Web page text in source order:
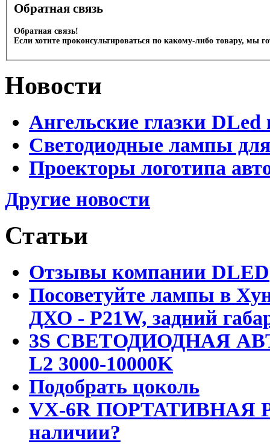
Обратная связь
Обратная связь!
Если хотите проконсультироваться по какому-либо товару, мы
Новости
Ангельские глазки DLed
Светодиодные лампы
Проекторы логотипа
Другие новости
Статьи
Отзывы компании DLED
Посоветуйте лампы в
ДХО - P21W, задний
3S СВЕТОДИОДНАЯ
L2 3000-10000K
Подобрать цоколь
VX-6R ПОРТАТИВНАЯ
наличии?